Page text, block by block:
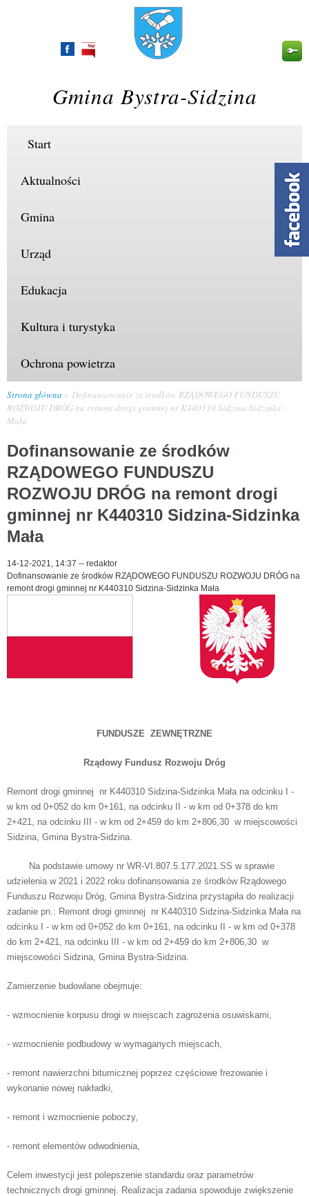
Przejdź
Gmina Bystra-Sidzina
Start
Aktualności
Gmina
Urząd
Edukacja
Kultura i turystyka
Ochrona powietrza
Strona główna
Dofinansowanie ze środków RZĄDOWEGO FUNDUSZU
ROZWOJU DRÓG na remont drogi gminnej nr K440310 Sidzina-Sidzinka
Mała
Dofinansowanie ze środków
RZĄDOWEGO FUNDUSZU
ROZWOJU DRÓG na remont drogi
gminnej nr K440310 Sidzina-Sidzinka
Mała
14-12-2021, 14:37 -- redaktor
Dofinansowanie ze środków RZĄDOWEGO FUNDUSZU ROZWOJU DRÓG na
remont drogi gminnej nr K440310 Sidzina-Sidzinka Mała
FUNDUSZE ZEWNĘTRZNE
Rządowy Fundusz Rozwoju Dróg
Remont drogi gminnej nr K440310 Sidzina-Sidzinka Mała na odcinku I -
w km od 0+052 do km 0+161, na odcinku II - w km od 0+378 do km
2+421, na odcinku III - w km od 2+459 do km 2+806,30 w miejscowości
Sidzina, Gmina Bystra-Sidzina.
Na podstawie umowy nr WR-VI.807.5.177.2021.SS w sprawie
udzielenia w 2021 i 2022 roku dofinansowania ze środków Rządowego
Funduszu Rozwoju Dróg, Gmina Bystra-Sidzina przystąpiła do realizacji
zadanie pn.: Remont drogi gminnej nr K440310 Sidzina-Sidzinka Mała na
odcinku I - w km od 0+052 do km 0+161, na odcinku II - w km od 0+378
do km 2+421, na odcinku III - w km od 2+459 do km 2+806,30 w
miejscowości Sidzina, Gmina Bystra-Sidzina.
Zamierzenie budowlane obejmuje:
- wzmocnienie korpusu drogi w miejscach zagrożenia osuwiskami,
- wzmocnienie podbudowy w wymaganych miejscach,
- remont nawierzchni bitumicznej poprzez częściowe frezowanie i
wykonanie nowej nakładki,
- remont i wzmocnienie poboczy,
- remont elementów odwodnienia,
Celem inwestycji jest polepszenie standardu oraz parametrów
technicznych drogi gminnej. Realizacja zadania spowoduje zwiększenie